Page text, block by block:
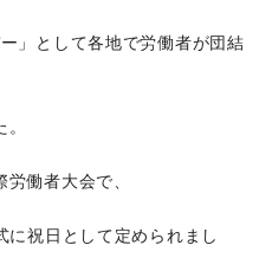
」として各地で労働者が団結
働者大会で、
に祝日として定められまし